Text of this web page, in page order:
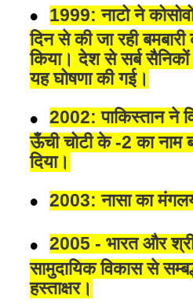
1999: नाटो ने
दिन से की जा रही
किया। देश से सर्ब
यह घोषणा की गई।
2002: पाकिस्तान ने
ऊँची चोटी के -2 का नाम
दिया।
2003: नासा का
2005 - भारत और
सामुदायिक विकास से
हस्ताक्षर।